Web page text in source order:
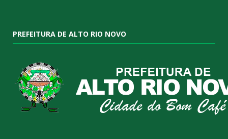
PREFEITURA DE ALTO RIO NOVO